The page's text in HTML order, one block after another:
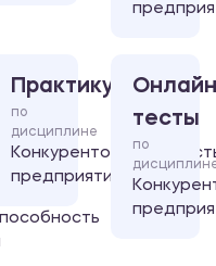
Практикум
по
дисциплине
предприятий
тесты
по